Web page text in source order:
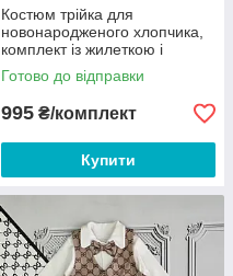
Костюм трійка для
новонародженого хлопчика,
комплект із жилеткою і
метеликом
Готово до відправки
995 ₴/комплект
Купити